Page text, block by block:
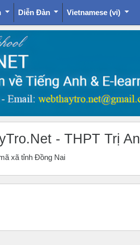
Diễn Đàn Vietnamese ‎(vi)‎
- THPT Trị An
xã tỉnh Đồng Nai